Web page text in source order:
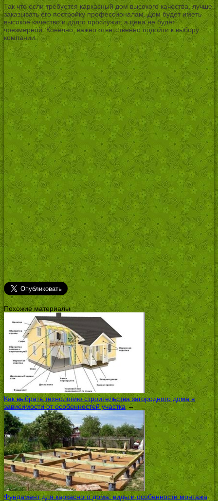
Так что если требуется каркасный дом высокого качества, лучше
заказывать его постройку профессионалам. Дом будет иметь
высокое качество и долго прослужит, а цена не будет
чрезмерной. Конечно, важно ответственно подойти к выбору
компании.
Похожие материалы
Как выбрать технологию строительства загородного дома в
зависимости от особенностей участка →
Фундамент для каркасного дома: виды и особенности монтажа